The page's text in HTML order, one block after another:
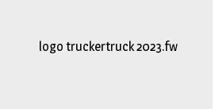
logo truckertruck 2023.fw